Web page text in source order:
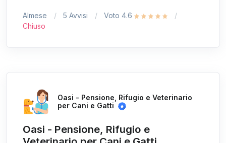
Almese 5 Avvisi
Voto 4.6
Chiuso
Oasi - Pensione, Rifugio e Veterinario
per Cani e Gatti
Oasi - Pensione, Rifugio e